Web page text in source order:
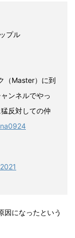
プル
（Master）に到
ンネルでやっ
反対しての仲
因になったという